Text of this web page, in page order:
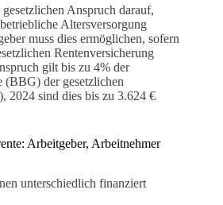
Anspruch darauf,
Altersversorgung
muss dies ermöglichen, sofern
Rentenversicherung
gilt bis zu 4% der
(BBG) der gesetzlichen
2024 sind dies bis zu 3.624 €
Arbeitgeber, Arbeitnehmer
unterschiedlich finanziert